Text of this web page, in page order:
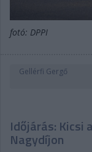
fotó: DPPI
Gellérfi Gergő
Időjárás: Kicsi
Nagydíjon